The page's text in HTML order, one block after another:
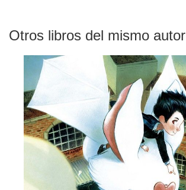
Otros libros del mismo autor